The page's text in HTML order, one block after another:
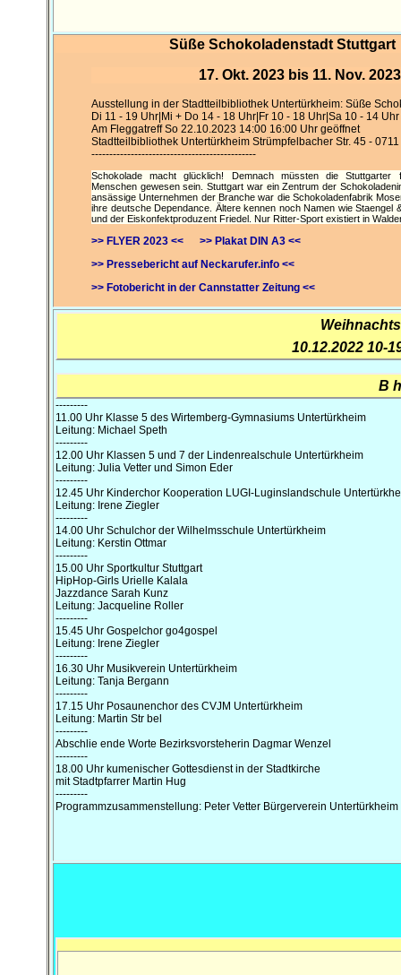
Süße Schokoladenstadt Stuttgart
17. Okt. 2023 bis 11. Nov. 2023
Ausstellung in der Stadtteilbibliothek Untertürkheim: Süße
Di 11 - 19 Uhr|Mi + Do 14 - 18 Uhr|Fr 10 - 18 Uhr|Sa 10 - 14 Uhr
Am Fleggatreff So 22.10.2023 14:00 16:00 Uhr geöffnet
Stadtteilbibliothek Untertürkheim Strümpfelbacher Str. 45 -
----------------------------------------------
Schokolade macht glücklich! Demnach müssten die Stuttgarter
Menschen gewesen sein. Stuttgart war ein Zentrum der
ansässige Unternehmen der Branche war die Schokoladenfabrik
ihre deutsche Dependance. Ältere kennen noch Namen wie
und der Eiskonfektproduzent Friedel. Nur Ritter-Sport existiert in
>> FLYER 2023 <<
>> Plakat DIN A3 <<
>> Pressebericht auf Neckarufer.info <<
>> Fotobericht in der Cannstatter Zeitung <<
10.12.2022 10-
B
---------
11.00 Uhr Klasse 5 des Wirtemberg-Gymnasiums Untertürkheim
Leitung: Michael Speth
---------
12.00 Uhr Klassen 5 und 7 der Lindenrealschule Untertürkheim
Leitung: Julia Vetter und Simon Eder
---------
12.45 Uhr Kinderchor Kooperation LUGI-Luginslandschule
Leitung: Irene Ziegler
---------
14.00 Uhr Schulchor der Wilhelmsschule Untertürkheim
Leitung: Kerstin Ottmar
---------
15.00 Uhr Sportkultur Stuttgart
HipHop-Girls Urielle Kalala
Jazzdance Sarah Kunz
Leitung: Jacqueline Roller
---------
15.45 Uhr Gospelchor go4gospel
Leitung: Irene Ziegler
---------
16.30 Uhr Musikverein Untertürkheim
Leitung: Tanja Bergann
---------
17.15 Uhr Posaunenchor des CVJM Untertürkheim
Leitung: Martin Str bel
---------
Abschlie ende Worte Bezirksvorsteherin Dagmar Wenzel
---------
18.00 Uhr kumenischer Gottesdienst in der Stadtkirche
mit Stadtpfarrer Martin Hug
---------
Programmzusammenstellung: Peter Vetter Bürgerverein Untertürkheim